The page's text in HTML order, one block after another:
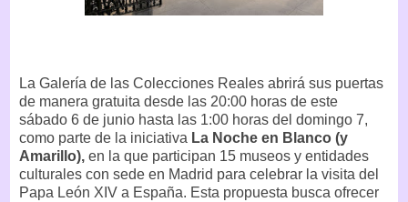
La Galería de las Colecciones Reales abrirá sus puertas
de manera gratuita desde las 20:00 horas de este
sábado 6 de junio hasta las 1:00 horas del domingo 7,
como parte de la iniciativa La Noche en Blanco (y
Amarillo), en la que participan 15 museos y entidades
culturales con sede en Madrid para celebrar la visita del
Papa León XIV a España. Esta propuesta busca ofrecer